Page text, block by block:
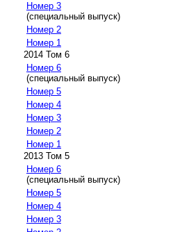
Номер 3
(специальный выпуск)
Номер 2
Номер 1
2014 Том 6
Номер 6
(специальный выпуск)
Номер 5
Номер 4
Номер 3
Номер 2
Номер 1
2013 Том 5
Номер 6
(специальный выпуск)
Номер 5
Номер 4
Номер 3